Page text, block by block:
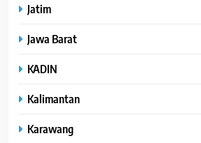
Jatim
Jawa Barat
KADIN
Kalimantan
Karawang